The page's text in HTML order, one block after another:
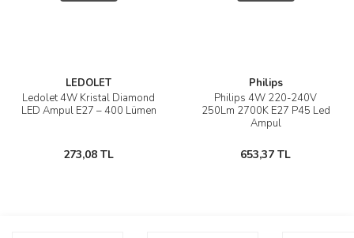
LEDOLET
Ledolet 4W Kristal Diamond
LED Ampul E27 – 400 Lümen
273,08 TL
Philips
Philips 4W 220-240V
250Lm 2700K E27 P45 Led
Ampul
653,37 TL